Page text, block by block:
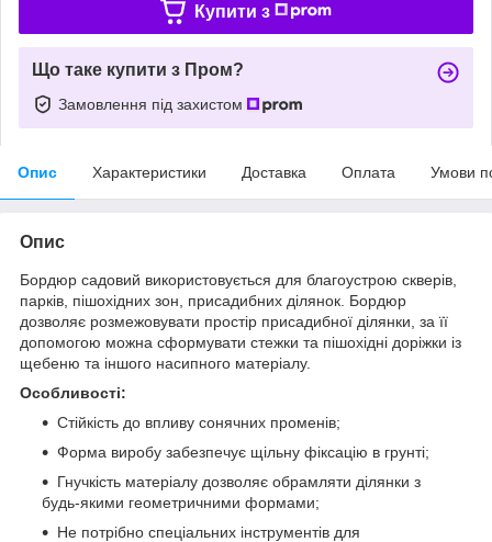
Купити з
Що таке купити з Пром?
Замовлення під захистом
Опис Характеристики Доставка Оплата Умови
Опис
Бордюр садовий використовується для благоустрою скверів,
парків, пішохідних зон, присадибних ділянок. Бордюр
дозволяє розмежовувати простір присадибної ділянки, за її
допомогою можна сформувати стежки та пішохідні доріжки із
щебеню та іншого насипного матеріалу.
Особливості:
Стійкість до впливу сонячних променів;
Форма виробу забезпечує щільну фіксацію в грунті;
Гнучкість матеріалу дозволяє обрамляти ділянки з
будь-якими геометричними формами;
Не потрібно спеціальних інструментів для